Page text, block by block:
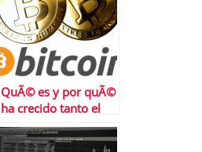
QuÃ© es y por quÃ©
ha crecido tanto el
trading de
criptomonedas